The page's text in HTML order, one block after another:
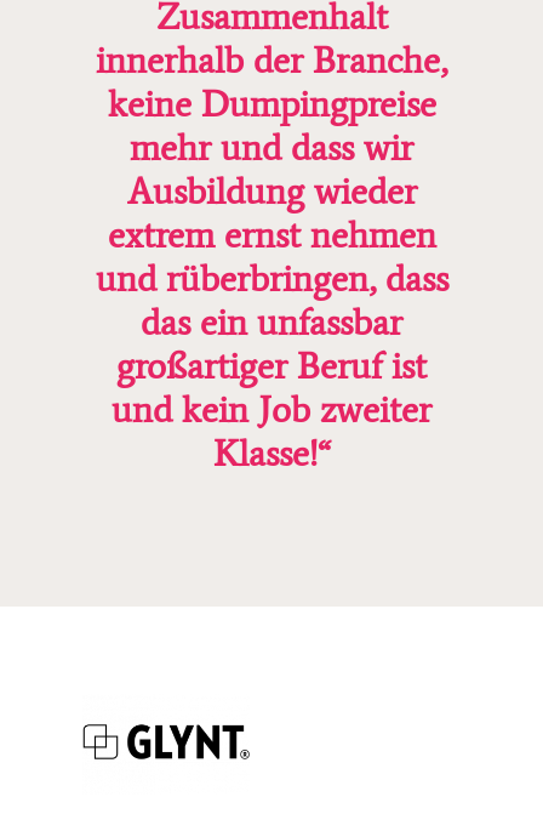
Zusammenhalt
innerhalb der Branche,
keine Dumpingpreise
mehr und dass wir
Ausbildung wieder
extrem ernst nehmen
und rüberbringen, dass
das ein unfassbar
großartiger Beruf ist
und kein Job zweiter
Klasse!“